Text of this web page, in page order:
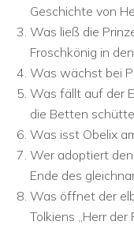
Geschichte von
Was ließ die
Froschkönig in
Was wächst bei
Was fällt auf der
die Betten
Was isst Obelix
Wer adoptiert den
Ende des
Was öffnet der
Tolkiens „Herr der